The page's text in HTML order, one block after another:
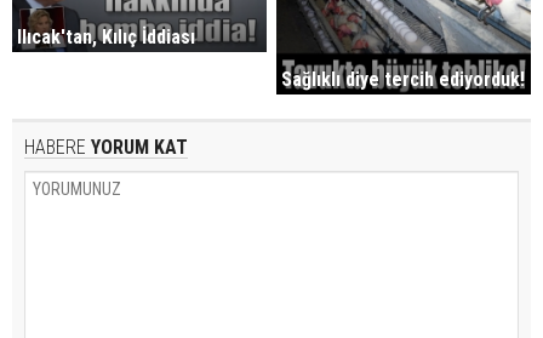
Ilıcak'tan, Kılıç İddiası
Sağlıklı diye tercih ediyorduk!
HABERE YORUM KAT